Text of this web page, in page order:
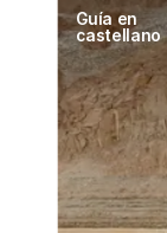
Guía en
castellano